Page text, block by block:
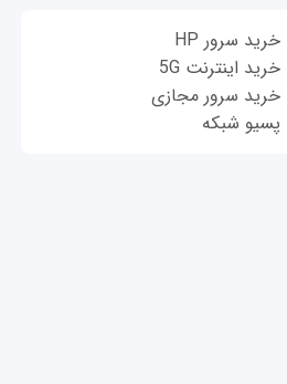
خرید سرور HP
خرید اینترنت 5G
خرید سرور مجازی
پسیو شبکه